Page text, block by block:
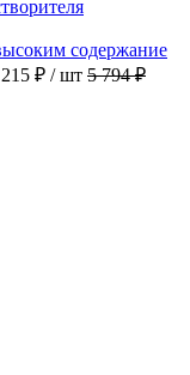
содержание
₽ / шт 5 794 ₽